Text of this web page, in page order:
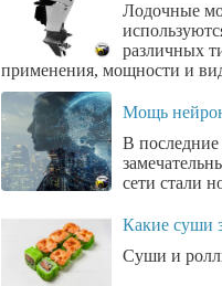
Лодочные
различных
применения, мощности и
Мощь
В последние
сети стали
Какие суши
Суши и